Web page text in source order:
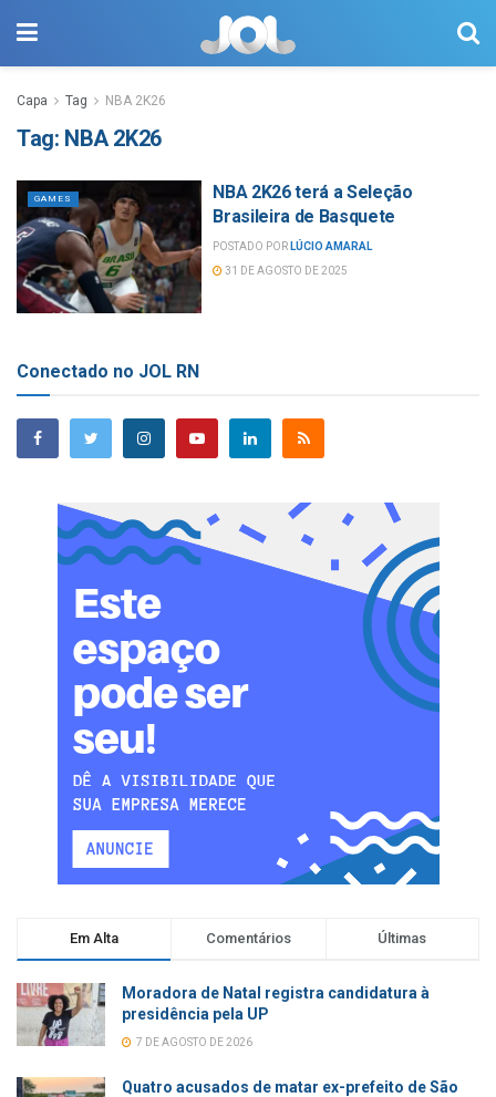
Capa Tag NBA 2K26
Tag: NBA 2K26
GAMES
NBA 2K26 terá a Seleção
Brasileira de Basquete
POSTADO POR LÚCIO AMARAL
31 DE AGOSTO DE 2025
Conectado no JOL RN
Em Alta Comentários Últimas
Moradora de Natal registra candidatura à
presidência pela UP
7 DE AGOSTO DE 2026
Quatro acusados de matar ex-prefeito de São